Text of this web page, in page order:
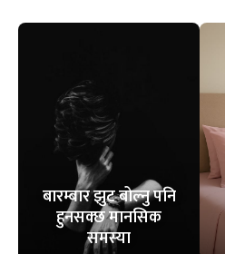
बारम्बार झुट बोल्नु पनि
हुनसक्छ मानसिक
समस्या